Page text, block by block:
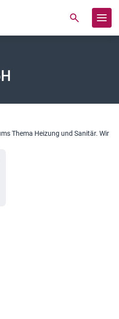
Thema Heizung und Sanitär. Wir